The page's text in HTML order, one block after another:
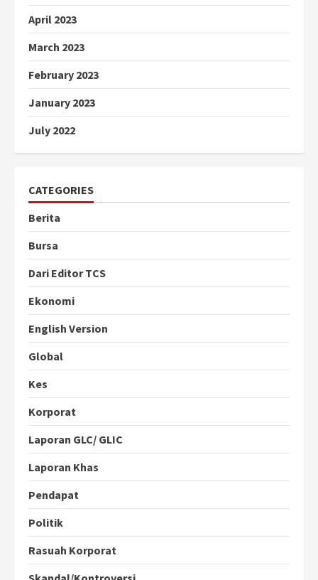
April 2023
March 2023
February 2023
January 2023
July 2022
CATEGORIES
Berita
Bursa
Dari Editor TCS
Ekonomi
English Version
Global
Kes
Korporat
Laporan GLC/ GLIC
Laporan Khas
Pendapat
Politik
Rasuah Korporat